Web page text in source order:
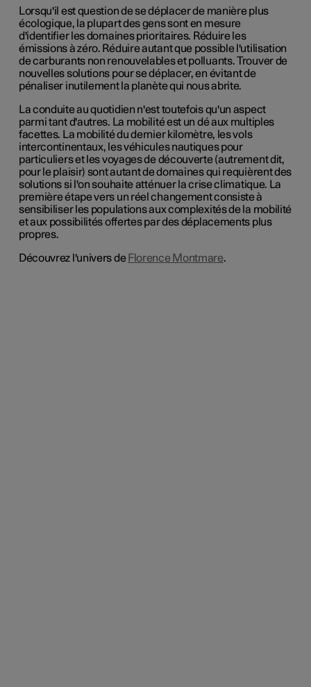
Lorsqu'il est question de se déplacer de manière plus
écologique, la plupart des gens sont en mesure
d'identifier les domaines prioritaires. Réduire les
émissions à zéro. Réduire autant que possible l'utilisation
de carburants non renouvelables et polluants. Trouver de
nouvelles solutions pour se déplacer, en évitant de
pénaliser inutilement la planète qui nous abrite.
La conduite au quotidien n'est toutefois qu'un aspect
parmi tant d'autres. La mobilité est un dé aux multiples
facettes. La mobilité du dernier kilomètre, les vols
intercontinentaux, les véhicules nautiques pour
particuliers et les voyages de découverte (autrement dit,
pour le plaisir) sont autant de domaines qui requièrent des
solutions si l'on souhaite atténuer la crise climatique. La
première étape vers un réel changement consiste à
sensibiliser les populations aux complexités de la mobilité
et aux possibilités offertes par des déplacements plus
propres.
Découvrez l'univers de Florence Montmare.